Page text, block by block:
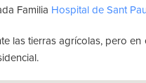
Familia Hospital de Sant
las tierras agrícolas, pero